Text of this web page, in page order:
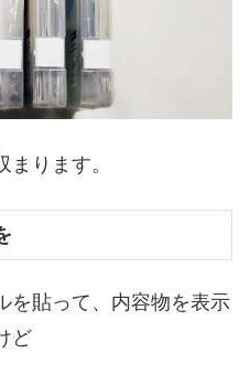
ります。
を貼って、内容物を表示
ど